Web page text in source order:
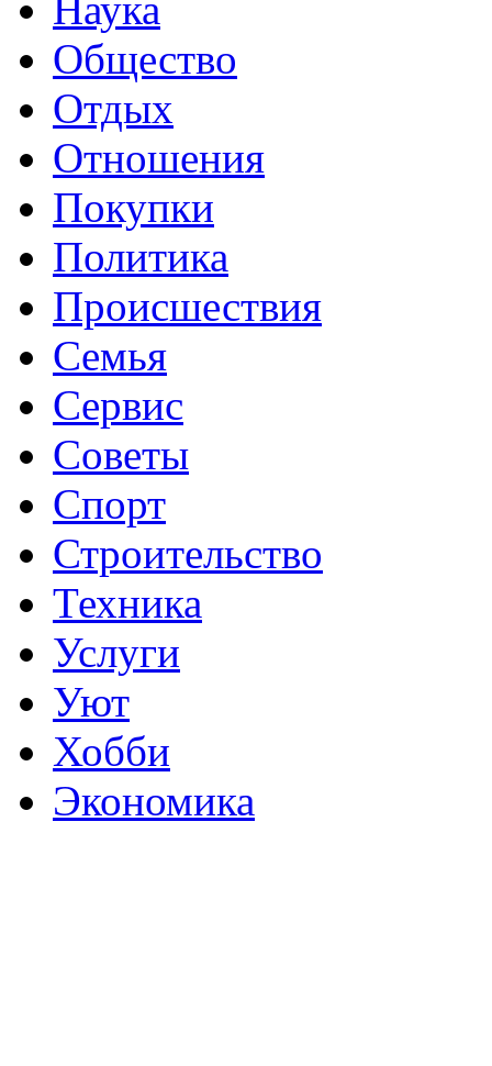
Общество
Отдых
Отношения
Покупки
Политика
Происшествия
Семья
Сервис
Советы
Спорт
Строительство
Техника
Услуги
Уют
Хобби
Экономика